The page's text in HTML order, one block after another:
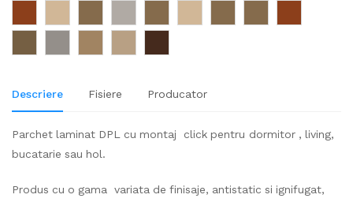
Descriere Fisiere Producator
Parchet laminat DPL cu montaj click pentru dormitor , living,
bucatarie sau hol.
Produs cu o gama variata de finisaje, antistatic si ignifugat,